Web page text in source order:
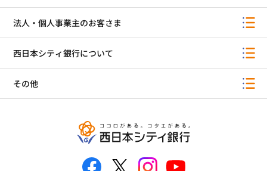
法人・個人事業主のお客さま
西日本シティ銀行について
その他